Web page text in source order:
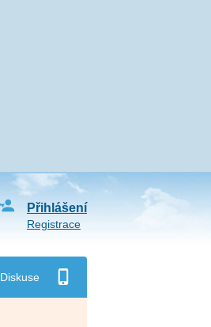
Diskuse
Přihlášení
Registrace